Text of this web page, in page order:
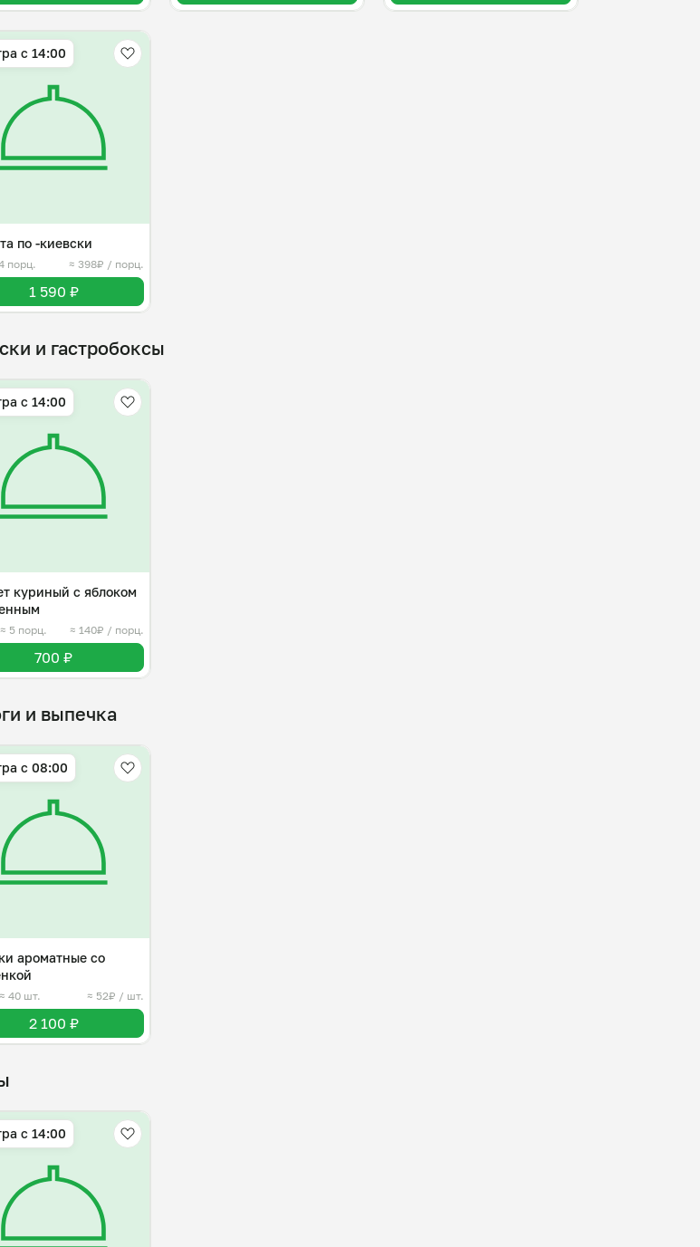
c 14:00
по -киевски
порц. ≈ 398₽ / порц.
1 590 ₽
и гастробоксы
c 14:00
куриный с яблоком
≈ 5 порц. ≈ 140₽ / порц.
700 ₽
и выпечка
c 08:00
ароматные со
≈ 40 шт. ≈ 52₽ / шт.
2 100 ₽
c 14:00